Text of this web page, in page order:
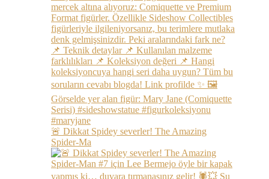
🚨 Dikkat Spidey severler! The Amazing
Spider-Ma